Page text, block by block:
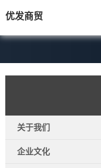
优发商贸
关于我们
企业文化